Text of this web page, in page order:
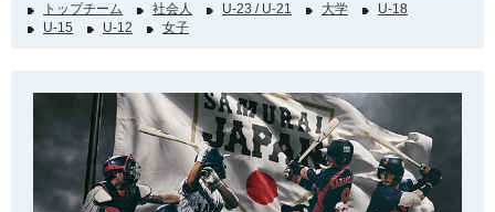
トップチーム 社会人 U-23 / U-21 大学
U-18
U-15
U-12 女子